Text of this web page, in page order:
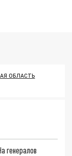
ОБЛАСТЬ
генералов